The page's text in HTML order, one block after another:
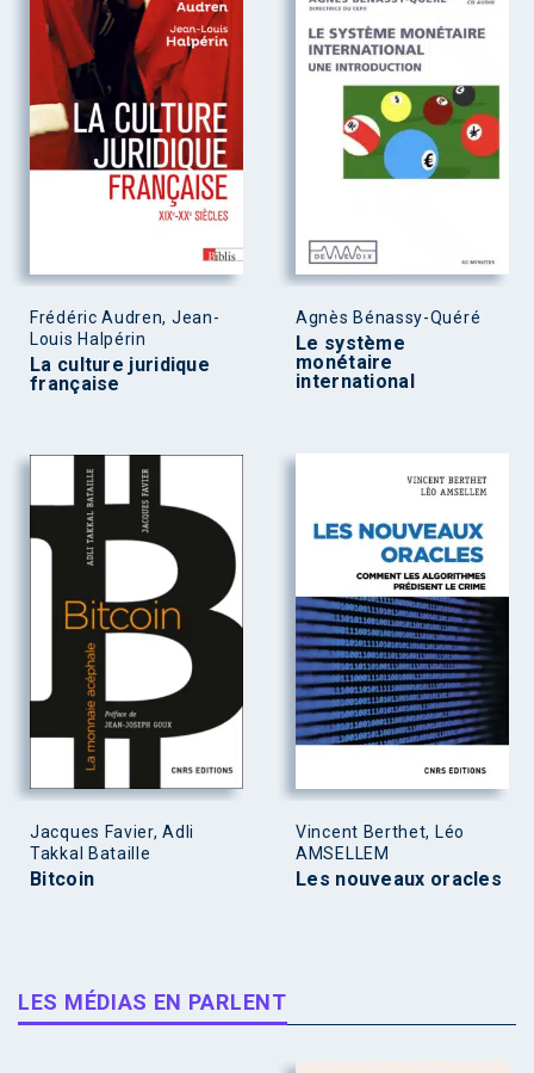
Frédéric Audren, Jean-
Louis Halpérin
La culture juridique
française
Agnès Bénassy-Quéré
Le système
monétaire
international
Jacques Favier, Adli
Takkal Bataille
Bitcoin
Vincent Berthet, Léo
AMSELLEM
Les nouveaux oracles
LES MÉDIAS EN PARLENT